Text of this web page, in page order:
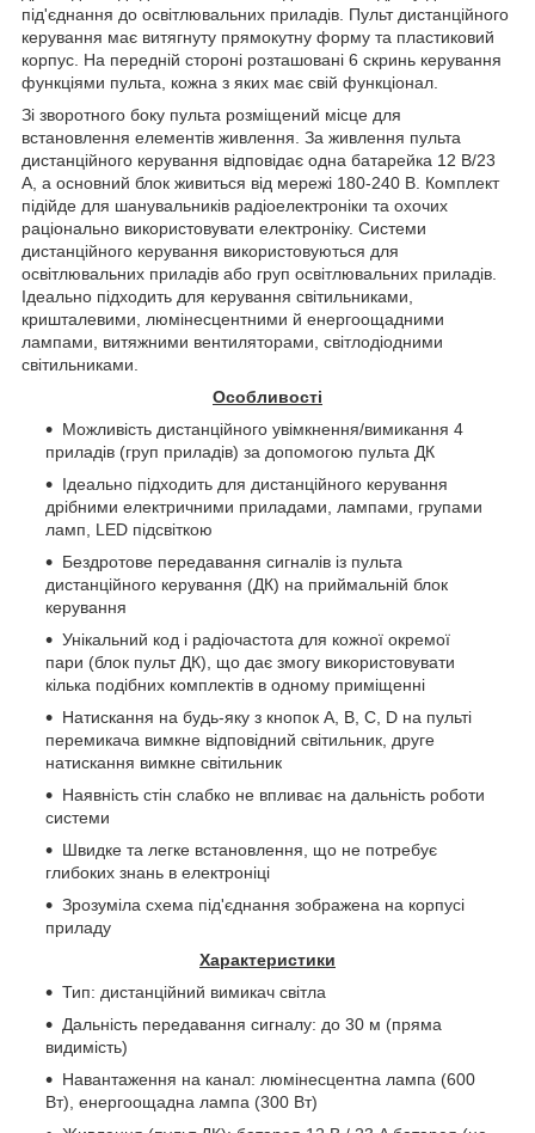
під'єднання до освітлювальних приладів. Пульт дистанційного
керування має витягнуту прямокутну форму та пластиковий
корпус. На передній стороні розташовані 6 скринь керування
функціями пульта, кожна з яких має свій функціонал.
Зі зворотного боку пульта розміщений місце для
встановлення елементів живлення. За живлення пульта
дистанційного керування відповідає одна батарейка 12 В/23
A, а основний блок живиться від мережі 180-240 В. Комплект
підійде для шанувальників радіоелектроніки та охочих
раціонально використовувати електроніку. Системи
дистанційного керування використовуються для
освітлювальних приладів або груп освітлювальних приладів.
Ідеально підходить для керування світильниками,
кришталевими, люмінесцентними й енергоощадними
лампами, витяжними вентиляторами, світлодіодними
світильниками.
Особливості
Можливість дистанційного увімкнення/вимикання 4
приладів (груп приладів) за допомогою пульта ДК
Ідеально підходить для дистанційного керування
дрібними електричними приладами, лампами, групами
ламп, LED підсвіткою
Бездротове передавання сигналів із пульта
дистанційного керування (ДК) на приймальній блок
керування
Унікальний код і радіочастота для кожної окремої
пари (блок пульт ДК), що дає змогу використовувати
кілька подібних комплектів в одному приміщенні
Натискання на будь-яку з кнопок A, B, С, D на пульті
перемикача вимкне відповідний світильник, друге
натискання вимкне світильник
Наявність стін слабко не впливає на дальність роботи
системи
Швидке та легке встановлення, що не потребує
глибоких знань в електроніці
Зрозуміла схема під'єднання зображена на корпусі
приладу
Характеристики
Тип: дистанційний вимикач світла
Дальність передавання сигналу: до 30 м (пряма
видимість)
Навантаження на канал: люмінесцентна лампа (600
Вт), енергоощадна лампа (300 Вт)